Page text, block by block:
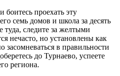
боитесь проехать эту
семь домов и школа за десять
туда, следите за желтыми
нечасто, но установлены как
засомневаться в правильности
до Турнаево, успеете
региона.